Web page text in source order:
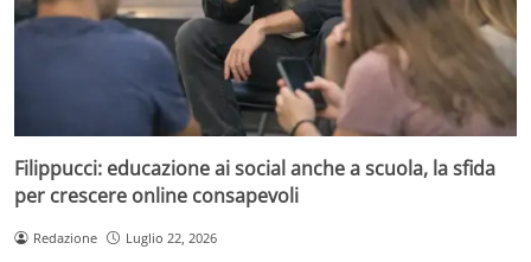
Filippucci: educazione ai social anche a scuola, la sfida
per crescere online consapevoli
Redazione Luglio 22, 2026